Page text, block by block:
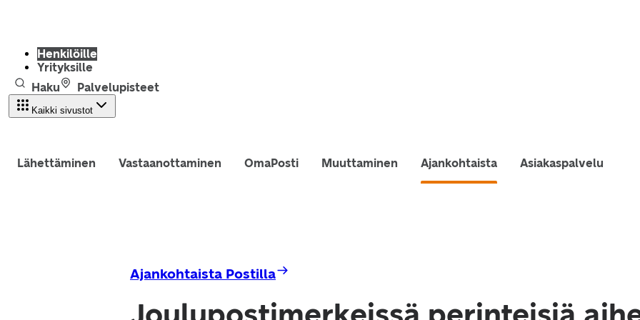
Henkilöille
Yrityksille
Haku
Palvelupisteet
Kaikki sivustot
Lähettäminen Vastaanottaminen OmaPosti Muuttaminen Ajankohtaista Asiakaspalvelu
Ajankohtaista Postilla